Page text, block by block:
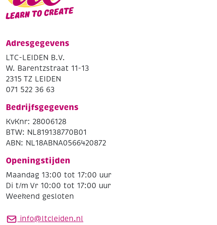
Adresgegevens
LTC-LEIDEN B.V.
W. Barentzstraat 11-13
2315 TZ LEIDEN
071 522 36 63
Bedrijfsgegevens
KvKnr: 28006128
BTW: NL819138770B01
ABN: NL18ABNA0566420872
Openingstijden
Maandag 13:00 tot 17:00 uur
Di t/m Vr 10:00 tot 17:00 uur
Weekend gesloten
info@ltcleiden.nl